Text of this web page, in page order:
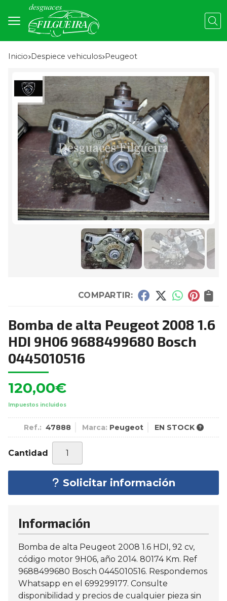
Inicio despiece vehiculos peugeot
COMPARTIR:
Bomba de alta Peugeot 2008 1.6
HDI 9H06 9688499680 Bosch
0445010516
120,00€
Impuestos incluidos
Ref.: 47888 Marca: Peugeot EN STOCK
Cantidad
Solicitar información
Información
Bomba de alta Peugeot 2008 1.6 HDI, 92 cv,
código motor 9H06, año 2014. 80174 Km. Ref
9688499680 Bosch 0445010516. Respondemos
Whatsapp en el 699299177. Consulte
disponibilidad y precios de cualquier pieza sin